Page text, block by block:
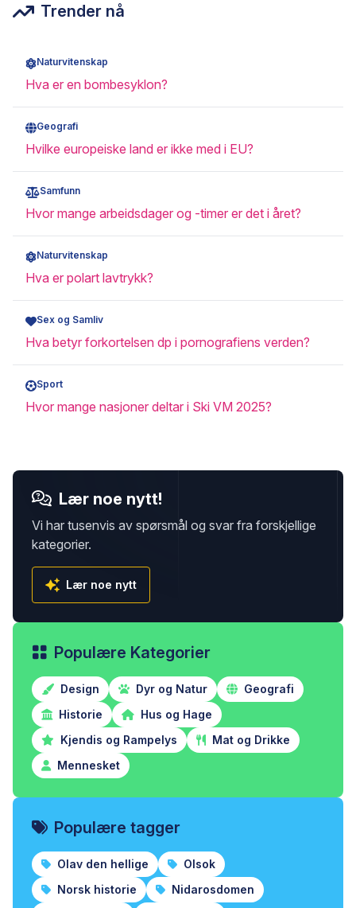
Trender nå
Naturvitenskap
Hva er en bombesyklon?
Geografi
Hvilke europeiske land er ikke med i EU?
Samfunn
Hvor mange arbeidsdager og -timer er det i året?
Naturvitenskap
Hva er polart lavtrykk?
Sex og Samliv
Hva betyr forkortelsen dp i pornografiens verden?
Sport
Hvor mange nasjoner deltar i Ski VM 2025?
Lær noe nytt!
Vi har tusenvis av spørsmål og svar fra forskjellige
kategorier.
Lær noe nytt
Populære Kategorier
Design Dyr og Natur
Geografi
Historie
Hus og Hage
Kjendis og Rampelys
Mat og Drikke
Mennesket
Populære tagger
Olav den hellige
Olsok
Norsk historie
Nidarosdomen